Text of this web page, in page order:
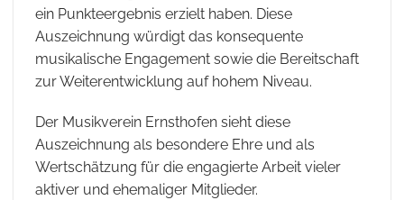
ein Punkteergebnis erzielt haben. Diese
Auszeichnung würdigt das konsequente
musikalische Engagement sowie die Bereitschaft
zur Weiterentwicklung auf hohem Niveau.
Der Musikverein Ernsthofen sieht diese
Auszeichnung als besondere Ehre und als
Wertschätzung für die engagierte Arbeit vieler
aktiver und ehemaliger Mitglieder.